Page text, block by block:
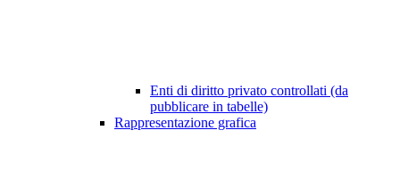
Enti di diritto privato controllati (da
pubblicare in tabelle)
Rappresentazione grafica